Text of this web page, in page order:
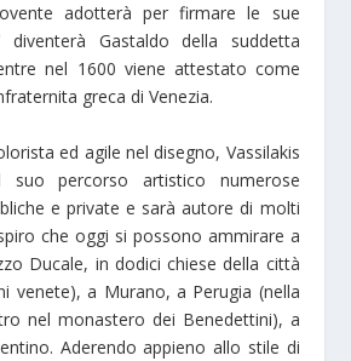
adotterà per firmare le sue
Gastaldo della suddetta
nel 1600 viene attestato come
greca di Venezia.
ed agile nel disegno, Vassilakis
suo percorso artistico numerose
e private e sarà autore di molti
che oggi si possono ammirare a
Ducale, in dodici chiese della città
venete), a Murano, a Perugia (nella
nel monastero dei Benedettini), a
Aderendo appieno allo stile di